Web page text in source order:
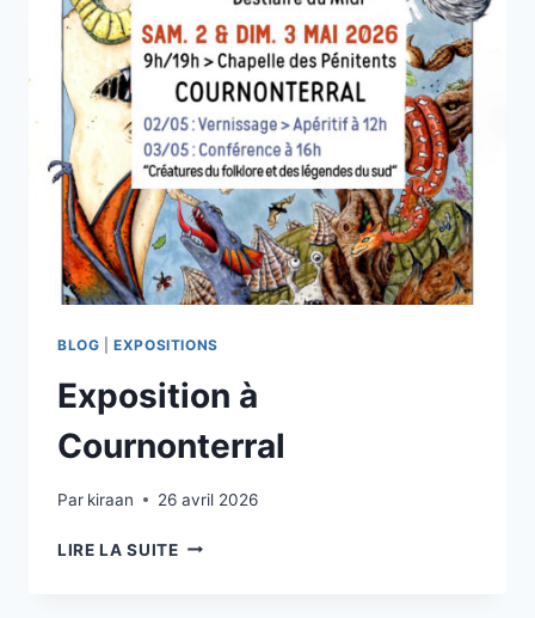
DES
MONSTRES
BLOG |EXPOSITIONS
Exposition à
Cournonterral
Par kiraan 26 avril 2026
LIRE LA SUITEEXPOSITION